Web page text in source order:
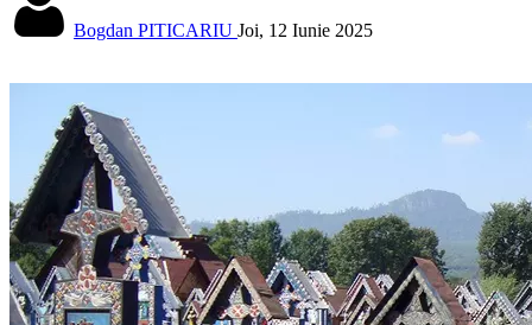
Bogdan PITICARIU Joi, 12 Iunie 2025